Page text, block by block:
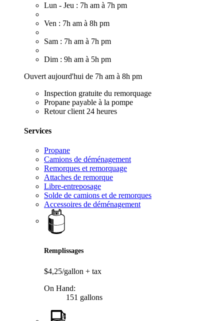
Lun - Jeu : 7h am à 7h pm
Ven : 7h am à 8h pm
Sam : 7h am à 7h pm
Dim : 9h am à 5h pm
Ouvert aujourd'hui de 7h am à 8h pm
Inspection gratuite du remorquage
Propane payable à la pompe
Retour client 24 heures
Services
Propane
Camions de déménagement
Remorques et remorquage
Attaches de remorque
Libre-entreposage
Solde de camions et de remorques
Accessoires de déménagement
Remplissages
$4,25/gallon + tax
On Hand:
151 gallons